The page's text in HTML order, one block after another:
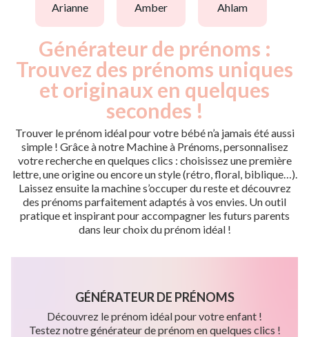
arianne amber ahlam
Générateur de prénoms :
Trouvez des prénoms uniques
et originaux en quelques
secondes !
Trouver le prénom idéal pour votre bébé n’a jamais été aussi
simple ! Grâce à notre Machine à Prénoms, personnalisez
votre recherche en quelques clics : choisissez une première
lettre, une origine ou encore un style (rétro, floral, biblique…).
Laissez ensuite la machine s’occuper du reste et découvrez
des prénoms parfaitement adaptés à vos envies. Un outil
pratique et inspirant pour accompagner les futurs parents
dans leur choix du prénom idéal !
GÉNÉRATEUR DE PRÉNOMS
Découvrez le prénom idéal pour votre enfant !
Testez notre générateur de prénom en quelques clics !